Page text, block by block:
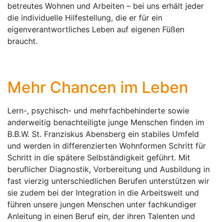
betreutes Wohnen und Arbeiten – bei uns erhält jeder
die individuelle Hilfestellung, die er für ein
eigenverantwortliches Leben auf eigenen Füßen
braucht.
Mehr Chancen im Leben
Lern-, psychisch- und mehrfachbehinderte sowie
anderweitig benachteiligte junge Menschen finden im
B.B.W. St. Franziskus Abensberg ein stabiles Umfeld
und werden in differenzierten Wohnformen Schritt für
Schritt in die spätere Selbständigkeit geführt. Mit
beruflicher Diagnostik, Vorbereitung und Ausbildung in
fast vierzig unterschiedlichen Berufen unterstützen wir
sie zudem bei der Integration in die Arbeitswelt und
führen unsere jungen Menschen unter fachkundiger
Anleitung in einen Beruf ein, der ihren Talenten und